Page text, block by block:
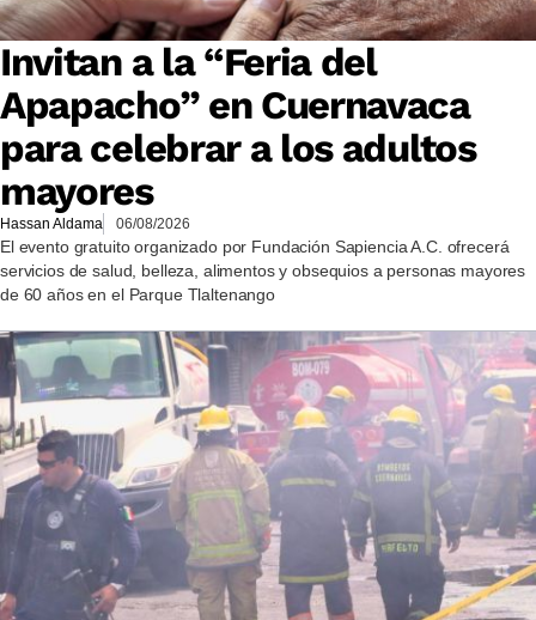
Invitan a la “Feria del
Apapacho” en Cuernavaca
para celebrar a los adultos
mayores
Hassan Aldama 06/08/2026
El evento gratuito organizado por Fundación Sapiencia A.C. ofrecerá
servicios de salud, belleza, alimentos y obsequios a personas mayores
de 60 años en el Parque Tlaltenango